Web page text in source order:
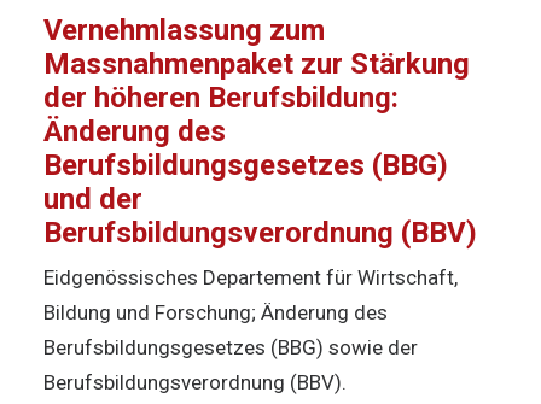
Vernehmlassung zum
Massnahmenpaket zur Stärkung
der höheren Berufsbildung:
Änderung des
Berufsbildungsgesetzes (BBG)
und der
Berufsbildungsverordnung (BBV)
Eidgenössisches Departement für Wirtschaft,
Bildung und Forschung; Änderung des
Berufsbildungsgesetzes (BBG) sowie der
Berufsbildungsverordnung (BBV).